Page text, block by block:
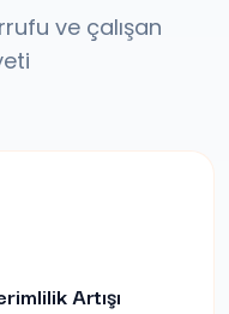
ve çalışan
Artışı